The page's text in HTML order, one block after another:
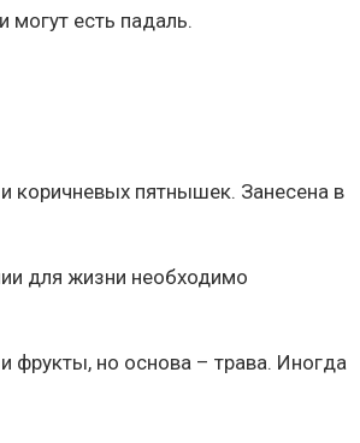
есть падаль.
коричневых пятнышек. Занесена в
для жизни необходимо
фрукты, но основа – трава. Иногда